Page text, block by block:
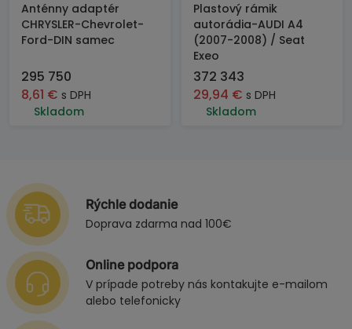
Anténny adaptér
CHRYSLER-Chevrolet-
Ford-DIN samec
295 750
8,61 € s DPH
Skladom
Plastový rámik
autorádia-AUDI A4
(2007-2008) / Seat
Exeo
372 343
29,94 € s DPH
Skladom
Rýchle dodanie
Doprava zdarma nad 100€
Online podpora
V prípade potreby nás kontakujte e-mailom
alebo telefonicky